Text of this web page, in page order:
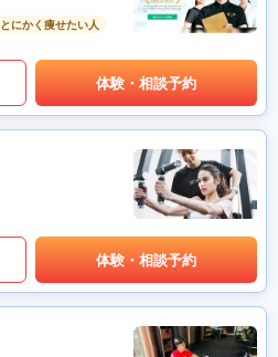
とにかく痩せたい人
体験・相談予約
体験・相談予約